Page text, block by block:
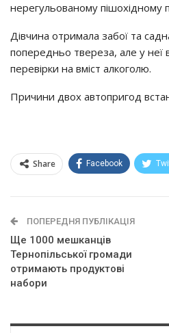
нерегульованому пішохідному
Дівчина отримала забої та
попередньо твереза, але у неї
перевірки на вміст алкоголю.
Причини двох автопригод
Share Facebook
ПОПЕРЕДНЯ ПУБЛІКАЦІЯ
Ще 1000 мешканців
Тернопільської громади
отримають продуктові
набори